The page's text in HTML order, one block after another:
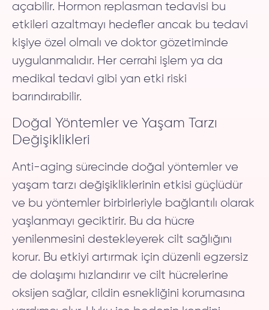
açabilir. Hormon replasman tedavisi bu
etkileri azaltmayı hedefler ancak bu tedavi
kişiye özel olmalı ve doktor gözetiminde
uygulanmalıdır. Her cerrahi işlem ya da
medikal tedavi gibi yan etki riski
barındırabilir.
Doğal Yöntemler ve Yaşam Tarzı
Değişiklikleri
Anti-aging sürecinde doğal yöntemler ve
yaşam tarzı değişikliklerinin etkisi güçlüdür
ve bu yöntemler birbirleriyle bağlantılı olarak
yaşlanmayı geciktirir. Bu da hücre
yenilenmesini destekleyerek cilt sağlığını
korur. Bu etkiyi artırmak için düzenli egzersiz
de dolaşımı hızlandırır ve cilt hücrelerine
oksijen sağlar, cildin esnekliğini korumasına